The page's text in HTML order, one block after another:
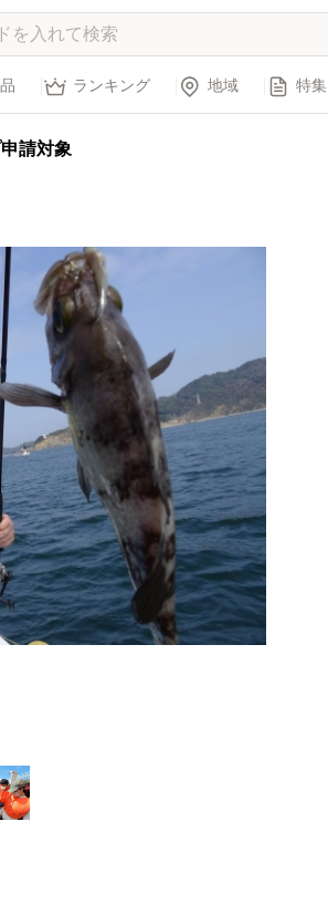
ランキング 地域 特集
請対象